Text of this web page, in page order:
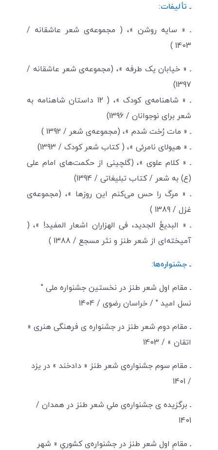
ـ تألیفات:
ـ « سایه روشن »، ( مجموعه‌ی شعر عاشقانه /
1403 )
ـ « خیابان یک طرفه »، (مجموعه‌ی شعر عاشقانه /
1397)
ـ « شاهنامه‌ی کودک »، ( 12 داستان شاهنامه به
شعر برای نوجوانان / 1396)
ـ « مات رُخت شدم »، (مجموعه‌ی شعر / 1392 )
ـ « هیولای نامرئی »، ( کتاب شعر کودک / 1393)
ـ « کلام علوی »، (گلچینی از حکمت‌های امام علی
(ع) به شعر / کتاب تبلیغاتی / 1394)
ـ « مرگ را حس می‌کنم این روزها »، (مجموعه‌ی
غزل / 1389 )
ـ « البدیعُ الجدید، فی الهزاران اشعار المفید! »، (
آمیخته‌ای از شعر طنز و نثر مسجع / 1388 )
ـ جشنواره‌ها:
ـ مقام اول شعر طنز در نخستین جشنواره ملی "
نسل امید " / خراسان رضوی / 1404
ـ مقام دوم شعر طنز در جشنواره ی فرهنگی هنری «
اتقان » / 1403
ـ مقام سوم جشنواره‌ی شعر طنز « دادخند » در یزد
/ 1401
ـ برگزیده ی جشنواره‌ی ملیِ شعر طنز در همدان /
1401
ـ مقامِ اول شعر طنز در جشنواره‌ی کشوریِ « شهر